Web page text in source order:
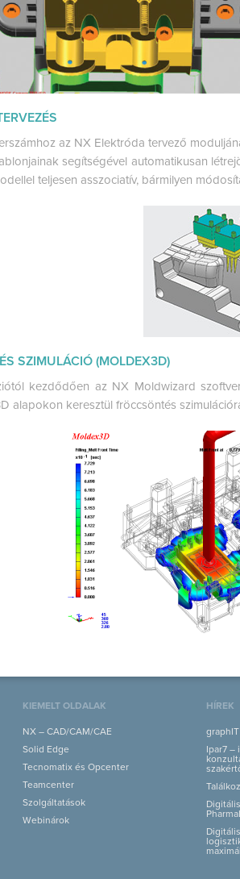
az NX Elektróda tervező
segítségével automatikusan
teljesen asszociatív, bármilyen
SZIMULÁCIÓ (MOLDEX3D)
kezdődően az NX Moldwizard
alapokon keresztül fröccsöntés
KIEMELT OLDALAK
NX – CAD/CAM/CAE
Solid Edge
Tecnomatix és Opcenter
Teamcenter
Szolgáltatások
Webinárok
HÍREK
Ipar7 –